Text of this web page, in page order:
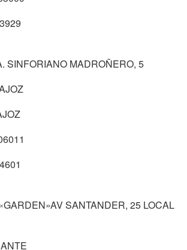
SINFORIANO MADROÑERO, 5
SANTANDER, 25 LOCAL